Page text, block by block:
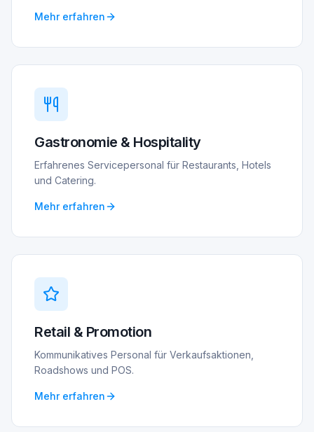
Mehr erfahren
Gastronomie & Hospitality
Erfahrenes Servicepersonal für Restaurants, Hotels
und Catering.
Mehr erfahren
Retail & Promotion
Kommunikatives Personal für Verkaufsaktionen,
Roadshows und POS.
Mehr erfahren